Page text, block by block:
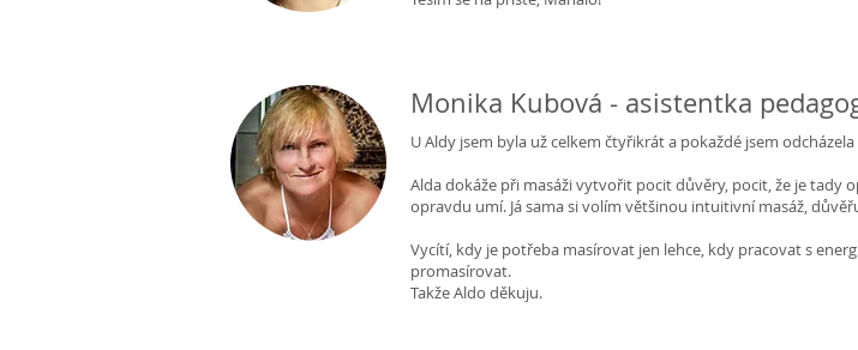
Monika Kubová - asistentka
U Aldy jsem byla už celkem čtyřikrát a pokaždé jsem
Alda dokáže při masáži vytvořit pocit důvěry, pocit, že je tady
opravdu umí. Já sama si volím většinou intuitivní masáž,
Vycítí, kdy je potřeba masírovat jen lehce, kdy pracovat s
promasírovat.
Takže Aldo děkuju.